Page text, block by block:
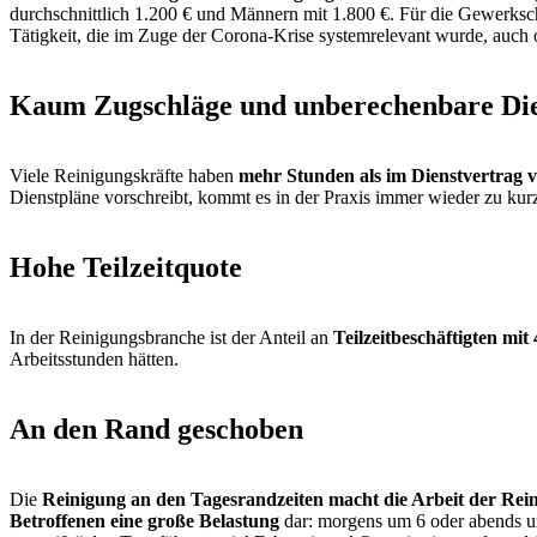
durchschnittlich 1.200 € und Männern mit 1.800 €. Für die
Tätigkeit, die im Zuge der Corona-Krise systemrelevant wurde, auch
Kaum Zugschläge und unberechenbare
Viele Reinigungskräfte haben mehr Stunden als im Dienstvertrag
Dienstpläne vorschreibt, kommt es in der Praxis immer wieder zu
Hohe Teilzeitquote
In der Reinigungsbranche ist der Anteil an Teilzeitbeschäftigten mit
Arbeitsstunden hätten.
An den Rand geschoben
Die Reinigung an den Tagesrandzeiten macht die Arbeit der
Betroffenen eine große Belastung dar: morgens um 6 oder abends